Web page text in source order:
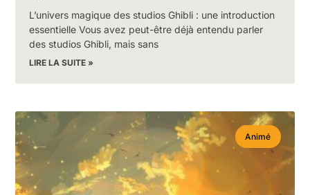
L’univers magique des studios Ghibli : une introduction
essentielle Vous avez peut-être déjà entendu parler
des studios Ghibli, mais sans
LIRE LA SUITE »
Animé